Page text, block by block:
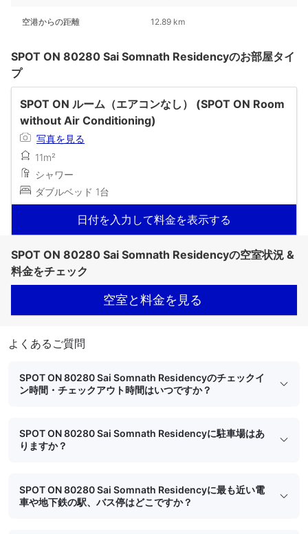
空港からの距離 12.89 km
SPOT ON 80280 Sai Somnath Residencyのお部屋タイ
プ
SPOT ON ルーム（エアコンなし） (SPOT ON Room
without Air Conditioning)
写真を見る
11m²
シャワー
ダブルベッド 1台
日付を入力して料金を表示する
SPOT ON 80280 Sai Somnath Residencyの空室状況 &
料金をチェック
空室と料金を見る
よくあるご質問
SPOT ON 80280 Sai Somnath Residencyのチェックイ
ン時間・チェックアウト時間はいつですか？
SPOT ON 80280 Sai Somnath Residencyに駐車場はあ
りますか？
SPOT ON 80280 Sai Somnath Residencyに最も近い電
車や地下鉄の駅、バス停はどこですか？